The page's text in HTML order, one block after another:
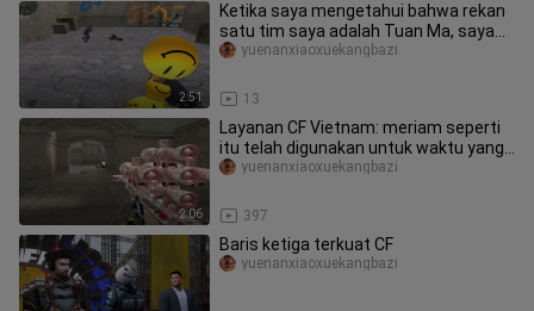
2:51
Ketika saya mengetahui bahwa rekan
satu tim saya adalah Tuan Ma, saya
tahu bahwa saya membeli pedang
13
yuenanxiaoxuekangbazi
2:06
Layanan CF Vietnam: meriam seperti
itu telah digunakan untuk waktu yang
lama, dan matanya mudah terb
397
yuenanxiaoxuekangbazi
Baris ketiga terkuat CF
yuenanxiaoxuekangbazi